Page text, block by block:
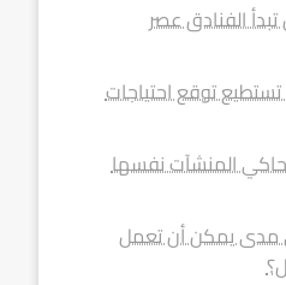
الفنادق عصر
توقع احتياجات
المنشآت نفسها
مدى يمكن أن تعمل